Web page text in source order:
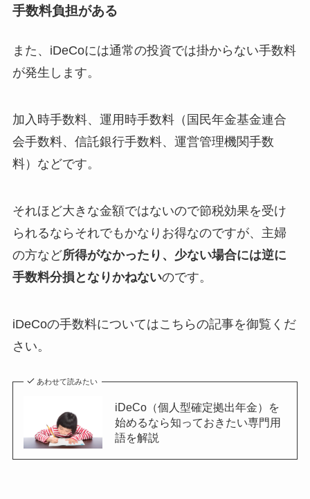
手数料負担がある
また、iDeCoには通常の投資では掛からない手数料
が発生します。
加入時手数料、運用時手数料（国民年金基金連合
会手数料、信託銀行手数料、運営管理機関手数
料）などです。
それほど大きな金額ではないので節税効果を受け
られるならそれでもかなりお得なのですが、主婦
の方など所得がなかったり、少ない場合には逆に
手数料分損となりかねないのです。
iDeCoの手数料についてはこちらの記事を御覧くだ
さい。
あわせて読みたい
iDeCo（個人型確定拠出年金）を
始めるなら知っておきたい専門用
語を解説